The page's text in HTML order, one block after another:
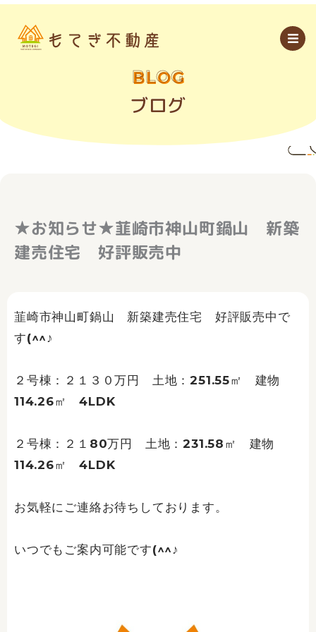
内
BLOG
ブログ
★お知らせ★韮崎市神山町鍋山 新築
建売住宅 好評販売中
韮崎市神山町鍋山 新築建売住宅 好評販売中で
す(^^♪
２号棟：２１３０万円 土地：251.55㎡ 建物
114.26㎡ 4LDK
２号棟：２１80万円 土地：231.58㎡ 建物
114.26㎡ 4LDK
お気軽にご連絡お待ちしております。
いつでもご案内可能です(^^♪